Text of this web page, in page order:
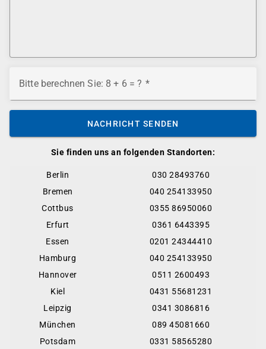
Sie finden uns an folgenden Standorten:
Berlin
030 28493760
Bremen
040 254133950
Cottbus
0355 86950060
Erfurt
0361 6443395
Essen
0201 24344410
Hamburg
040 254133950
Hannover
0511 2600493
Kiel
0431 55681231
Leipzig
0341 3086816
München
089 45081660
Potsdam
0331 58565280
Bitte berechnen Sie: 8 + 6 = ?
NACHRICHT SENDEN